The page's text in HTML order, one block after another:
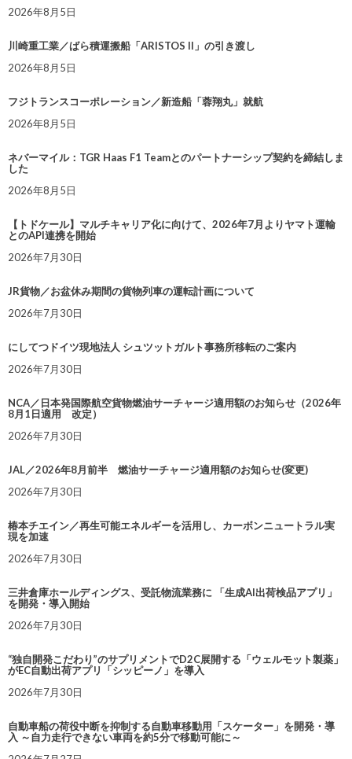
2026年8月5日
川崎重工業／ばら積運搬船「ARISTOS II」の引き渡し
2026年8月5日
フジトランスコーポレーション／新造船「蓉翔丸」就航
2026年8月5日
ネバーマイル：TGR Haas F1 Teamとのパートナーシップ契約を締結しま
した
2026年8月5日
【トドケール】マルチキャリア化に向けて、2026年7月よりヤマト運輸
とのAPI連携を開始
2026年7月30日
JR貨物／お盆休み期間の貨物列車の運転計画について
2026年7月30日
にしてつドイツ現地法人 シュツットガルト事務所移転のご案内
2026年7月30日
NCA／日本発国際航空貨物燃油サーチャージ適用額のお知らせ（2026年
8月1日適用 改定）
2026年7月30日
JAL／2026年8月前半 燃油サーチャージ適用額のお知らせ(変更)
2026年7月30日
椿本チエイン／再生可能エネルギーを活用し、カーボンニュートラル実
現を加速
2026年7月30日
三井倉庫ホールディングス、受託物流業務に 「生成AI出荷検品アプリ」
を開発・導入開始
2026年7月30日
“独自開発こだわり”のサプリメントでD2C展開する「ウェルモット製薬」
がEC自動出荷アプリ「シッピーノ」を導入
2026年7月30日
自動車船の荷役中断を抑制する自動車移動用「スケーター」を開発・導
入 ～自力走行できない車両を約5分で移動可能に～